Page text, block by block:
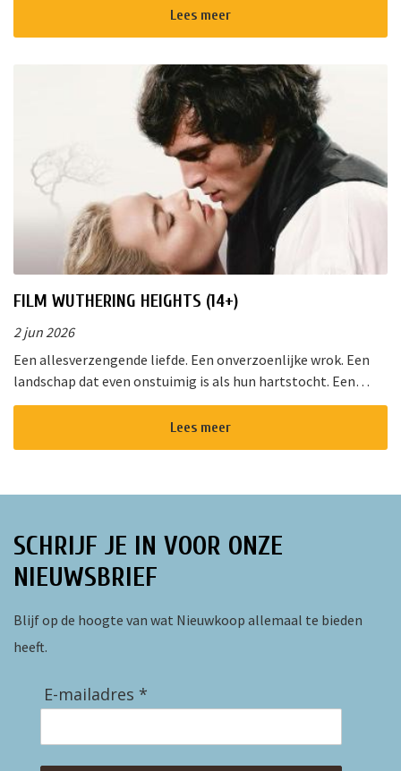
Lees meer
FILM WUTHERING HEIGHTS (14+)
2 jun 2026
Een allesverzengende liefde. Een onverzoenlijke wrok. Een
landschap dat even onstuimig is als hun hartstocht. Een
gedurfde en originele verfilming van de wereldberoemde
Lees meer
SCHRIJF JE IN VOOR ONZE
NIEUWSBRIEF
Blijf op de hoogte van wat Nieuwkoop allemaal te bieden
heeft.
E-mailadres *